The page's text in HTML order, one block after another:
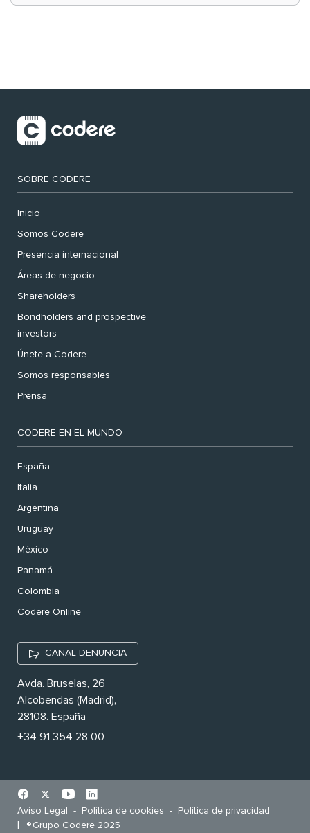
SOBRE CODERE
Inicio
Somos Codere
Presencia internacional
Áreas de negocio
Shareholders
Bondholders and prospective
investors
Únete a Codere
Somos responsables
Prensa
CODERE EN EL MUNDO
España
Italia
Argentina
Uruguay
México
Panamá
Colombia
Codere Online
CANAL DENUNCIA
Avda. Bruselas, 26
Alcobendas (Madrid),
28108. España
+34 91 354 28 00
Aviso Legal Política de cookies
Política de privacidad
Grupo Codere 2025